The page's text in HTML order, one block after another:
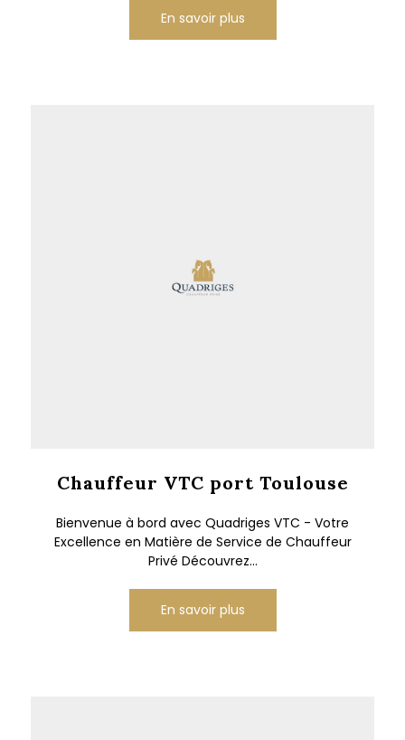
En savoir plus
Chauffeur VTC port Toulouse
Bienvenue à bord avec Quadriges VTC - Votre
Excellence en Matière de Service de Chauffeur
Privé Découvrez...
En savoir plus